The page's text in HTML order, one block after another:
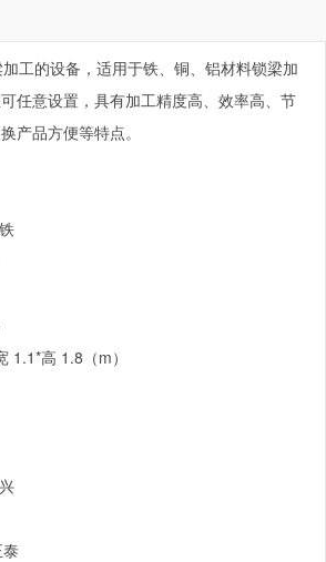
工的设备，适用于铁、铜、铝材料锁梁加
任意设置，具有加工精度高、效率高、节
产品方便等特点。
1.1*高 1.8（m）